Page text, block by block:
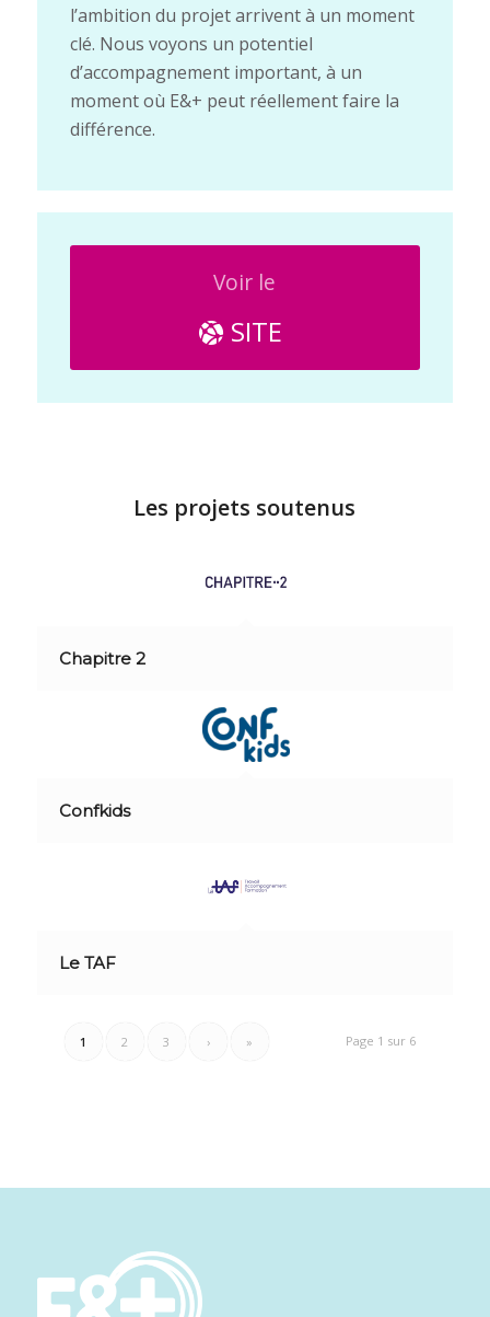
l’ambition du projet arrivent à un moment
clé. Nous voyons un potentiel
d’accompagnement important, à un
moment où E&+ peut réellement faire la
différence.
Voir le
SITE
Les projets soutenus
Chapitre 2
Confkids
Le TAF
Page 1 sur 6
1 2 3 › »